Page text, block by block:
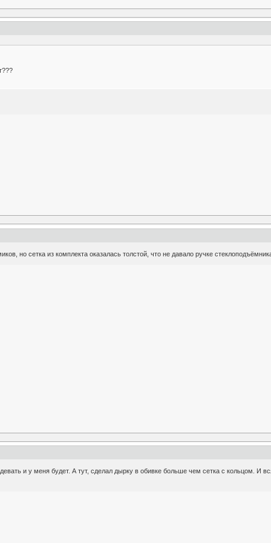
но сетка из комплекта оказалась толстой, что не давало ручке
и у меня будет. А тут, сделал дырку в обивке больше чем сетка с кольцом. И